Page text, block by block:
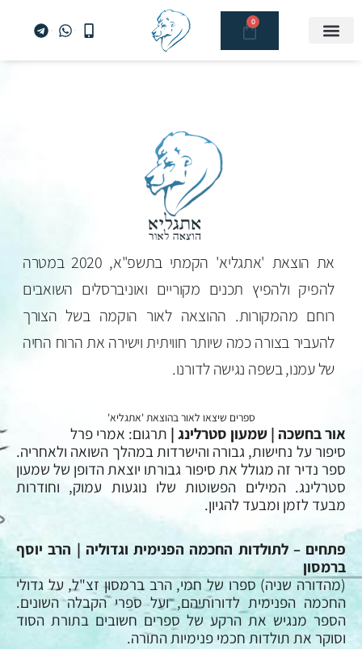
לתוכן
0
עגלת
קניות
את הוצאת 'אתגליא' הקמתי בתשפ"א, 2020 במטרה
להפיק ולהפיץ תכנים מקוריים ואוניברסלים השואבים
רוחם מהמקורות. ההוצאה לאור הוקמה בשל הצורך
להעביר בצורה כמה שיותר חוויתית וישירה את הרוח החיה
של עמנו, בשפה נגישה לדורנו.
ספרים שיצאו לאור בהוצאת 'אתגליא'
אור בחשכה | שמעון סטרלינג | תרגום: אמרי פרל
סיפור על נחישות, גבורה והישרדות במהלך השואה ולאחריה.
ספר נדיר זה מגולל את סיפור גבורתו יוצאת הדופן של שמעון
סטרלינג. המילים הפשוטות שלו נוגעות עמוק, וחודרות
מבעד לזמן ומבעד להגיון.
פתחים – לתולדות החכמה הפנימית וגדוליה | הרב יוסף
ברמסון
(מהדורה שניה) ספרו של חמי, הרב ברמסון זצ"ל, על גדולי
החכמה הפנימית לדורותיהם, ועל ספרי הקבלה השונים.
הספר מנגיש את הרקע של ספרים חשובים בתורת הסוד
וסוקר את תולדות חכמי פנימיות התורה.